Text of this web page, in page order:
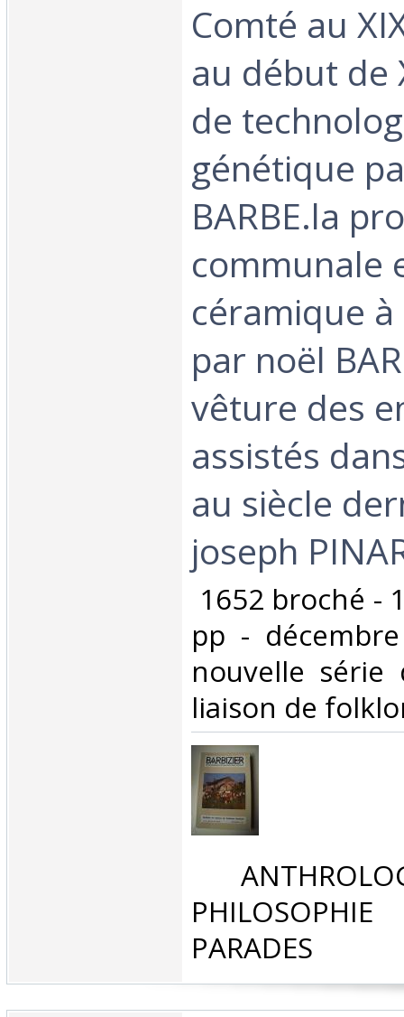
Comté au
au début de
de
génétique
BARBE.la
communale
céramique
par noël
vêture des
assistés
au siècle
joseph
1652 broché -
pp -
nouvelle
liaison de
PHILOSOPHIE
PARADES‎